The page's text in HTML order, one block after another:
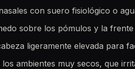
con suero fisiológico o
sobre los pómulos y la
ligeramente elevada para
ambientes muy secos, que